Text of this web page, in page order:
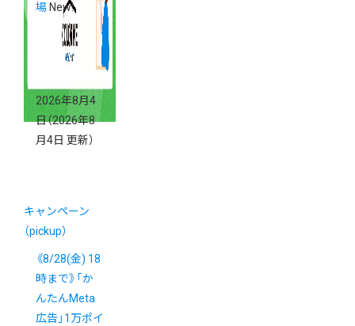
場 New!
2026年8月4
日（2026年8
月4日 更新）
キャンペーン
（pickup）
《8/28(金) 18
時まで》「か
んたんMeta
広告」1万ポイ